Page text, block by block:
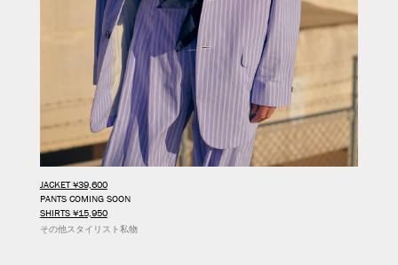
JACKET ¥39,600
PANTS COMING SOON
SHIRTS ¥15,950
その他スタイリスト私物